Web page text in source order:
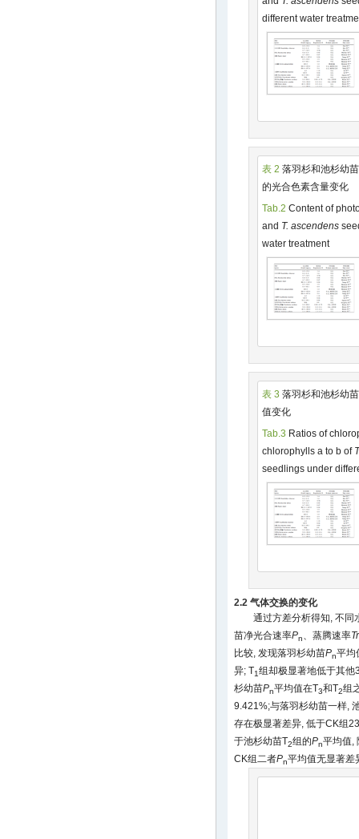
different water
表 2 落羽杉和池杉幼
的光合色素含量变化
Tab.2 Content of
and T. ascendens
water treatment
表 3 落羽杉和池杉幼
值变化
Tab.3 Ratios of
chlorophylls a to b of
seedlings under
2.2 气体交换的变化
通过方差分析得知, 不同
苗净光合速率Pn、蒸腾速率Tr
比较, 发现落羽杉幼苗Pn平均
异; T1组却极显著地低于其
杉幼苗Pn平均值在T3和T2组
9.421%;与落羽杉幼苗一样,
存在极显著差异, 低于CK组
于池杉幼苗T2组的Pn平均值,
CK组二者Pn平均值无显著差